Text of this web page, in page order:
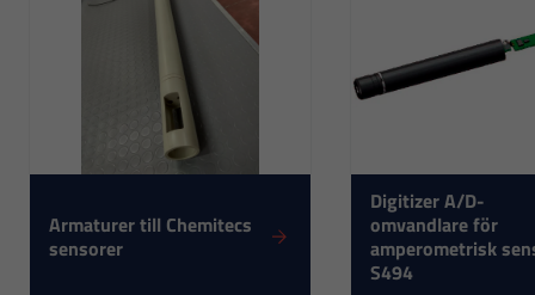
Armaturer till Chemitecs
sensorer
Digitizer A/D-
omvandlare för
amperometrisk
S494